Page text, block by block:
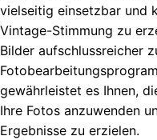
vielseitig einsetzbar und
Vintage-Stimmung zu
Bilder aufschlussreicher
gewährleistet es Ihnen,
Ihre Fotos anzuwenden
Ergebnisse zu erzielen.